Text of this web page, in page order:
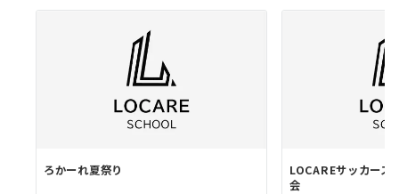
ろかーれ夏祭り
LOCAREサッカース
会